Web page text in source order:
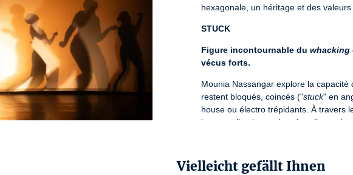
hexagonale, un héritage et des
STUCK
Figure incontournable du whacking
vécus forts.
Mounia Nassangar explore la
restent bloqués, coincés ("stuck" en
house ou électro trépidants. À travers
la gestuelle ultra cadencée, elles se
Vielleicht gefällt Ihnen